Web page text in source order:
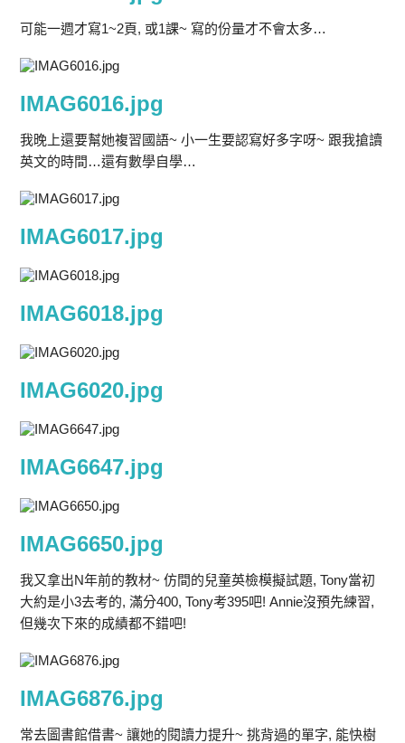
可能一週才寫1~2頁, 或1課~ 寫的份量才不會太多…
IMAG6016.jpg
我晚上還要幫她複習國語~ 小一生要認寫好多字呀~ 跟我搶讀
英文的時間…還有數學自學…
IMAG6017.jpg
IMAG6018.jpg
IMAG6020.jpg
IMAG6647.jpg
IMAG6650.jpg
我又拿出N年前的教材~ 仿間的兒童英檢模擬試題, Tony當初
大約是小3去考的, 滿分400, Tony考395吧! Annie沒預先練習,
但幾次下來的成績都不錯吧!
IMAG6876.jpg
常去圖書館借書~ 讓她的閱讀力提升~ 挑背過的單字, 能快樹